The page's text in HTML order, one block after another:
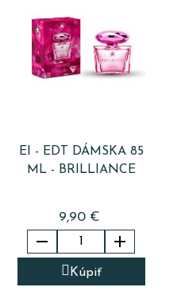
EI - EDT DÁMSKA 85
ML - BRILLIANCE
9,90 €
 
Kúpiť